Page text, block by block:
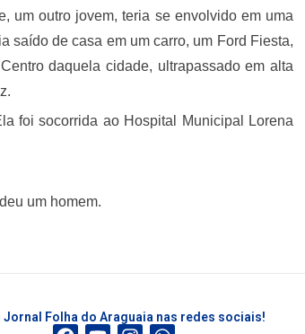
um outro jovem, teria se envolvido em uma
saído de casa em um carro, um Ford Fiesta,
daquela cidade, ultrapassado em alta
foi socorrida ao Hospital Municipal Lorena
um homem.
Jornal Folha do Araguaia nas redes sociais!